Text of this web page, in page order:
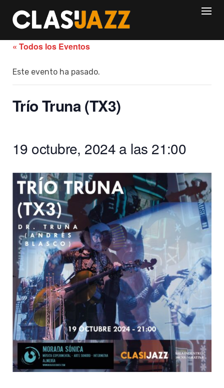
content
« Todos los Eventos
Este evento ha pasado.
Trío Truna (TX3)
19 octubre, 2024 a las 21:00